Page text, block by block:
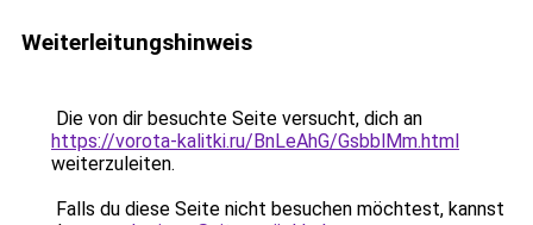
Weiterleitungshinweis
Die von dir besuchte Seite versucht, dich an
https://vorota-kalitki.ru/BnLeAhG/GsbblMm.html
weiterzuleiten.
Falls du diese Seite nicht besuchen möchtest, kannst